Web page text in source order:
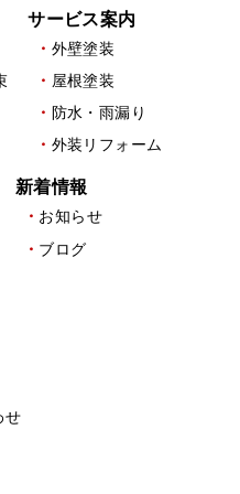
サービス案内
外壁塗装
屋根塗装
防水・雨漏り
外装リフォーム
新着情報
お知らせ
ブログ
せ